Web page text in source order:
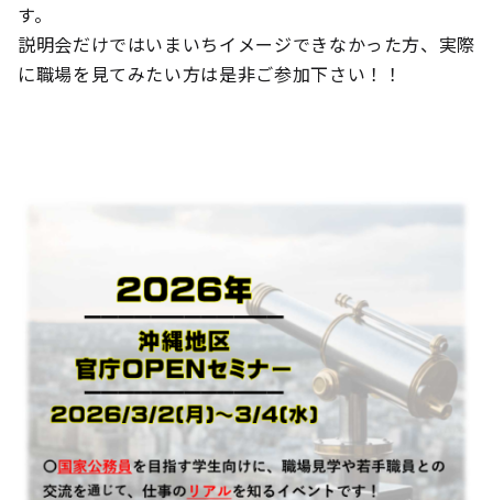
す。
説明会だけではいまいちイメージできなかった方、実際
に職場を見てみたい方は是非ご参加下さい！！